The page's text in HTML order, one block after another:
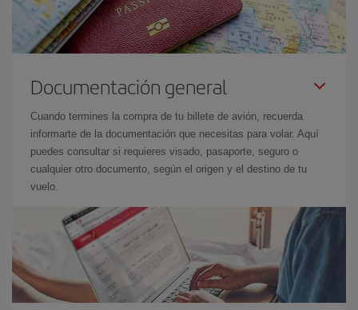
Documentación general
Cuando termines la compra de tu billete de avión, recuerda
informarte de la documentación que necesitas para volar. Aquí
puedes consultar si requieres visado, pasaporte, seguro o
cualquier otro documento, según el origen y el destino de tu
vuelo.